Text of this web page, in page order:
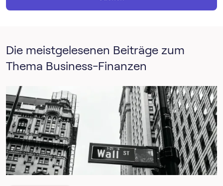
Die meistgelesenen Beiträge zum
Thema Business-Finanzen